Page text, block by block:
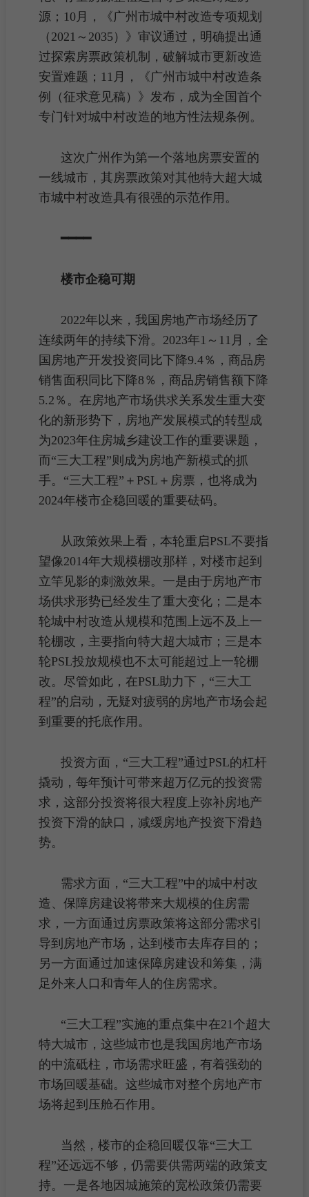
源；10月，《广州市城中村改造专项规划
（2021～2035）》审议通过，明确提出通
过探索房票政策机制，破解城市更新改造
安置难题；11月，《广州市城中村改造条
例（征求意见稿）》发布，成为全国首个
专门针对城中村改造的地方性法规条例。
这次广州作为第一个落地房票安置的
一线城市 ，其房票政策对其他特大超大城
市城中村改造具有很强的示范作用。
━━━━
楼市企稳可期
2022年以来，我国 房地产市场经历了
连续两年的持续下滑。2023年1～11月，全
国 房地产开发投资 同比下降9.4％， 商品房
销售面积 同比下降8％， 商品房销售额下降
5.2％。在房地产市场供求关系发生重大变
化的新形势下，房地产发展模式的转型成
为2023年住房城乡建设工作的重要课题，
而“三大工程”则成为房地产新模式的抓
手。“三大工程”＋PSL＋ 房票 ，也将成为
2024年楼市企稳回暖的重要砝码。
从政策效果上看，本轮重启PSL不要指
望像2014年大规模棚改那样，对楼市起到
立竿见影的刺激效果。一是由于房地产市
场供求形势已经发生了重大变化；二是本
轮城中村改造从规模和范围上远不及上一
轮棚改，主要指向特大超大城市；三是本
轮PSL投放规模也不太可能超过上一轮棚
改。尽管如此，在PSL助力下，“三大工
程”的启动，无疑对疲弱的房地产市场会起
到重要的托底作用。
投资方面，“三大工程”通过PSL的杠杆
撬动，每年预计可带来超万亿元的投资需
求，这部分投资将很大程度上弥补房地产
投资下滑的缺口，减缓房地产投资下滑趋
势。
需求方面，“三大工程”中的城中村改
造、保障房建设将带来大规模的住房需
求，一方面通过房票政策将这部分需求引
导到 房地产市场 ，达到楼市去库存 目的；
另一方面通过加速保障房建设和筹集，满
足外来人口和青年人的住房需求。
“三大工程”实施的重点集中在21个超大
特大城市，这些城市也是我国 房地产市场
的中流砥柱 ，市场需求旺盛，有着强劲的
市场回暖基础。这些城市对整个房地产市
场将起到压舱石作用。
当然，楼市的企稳回暖仅靠“三大工
程”还远远不够，仍需要供需两端的政策支
持。一是各地因城施策的宽松政策仍需要